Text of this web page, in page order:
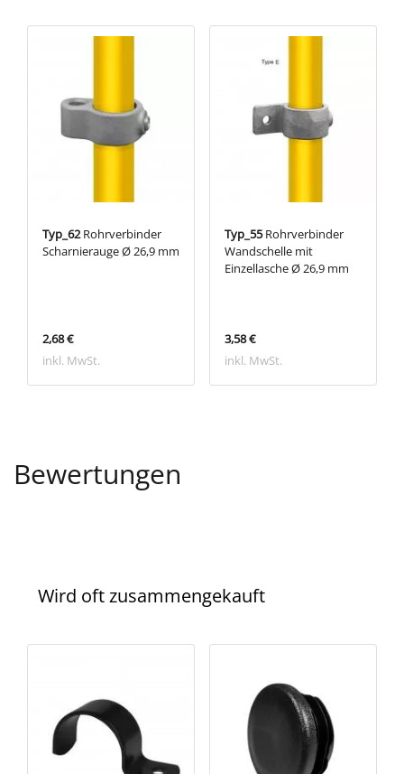
Typ_62Rohrverbinder
Scharnierauge Ø 26,9 mm
2,68 €
inkl. MwSt.
Typ_55Rohrverbinder
Wandschelle mit
Einzellasche Ø 26,9 mm
3,58 €
inkl. MwSt.
Bewertungen
Wird oft zusammengekauft